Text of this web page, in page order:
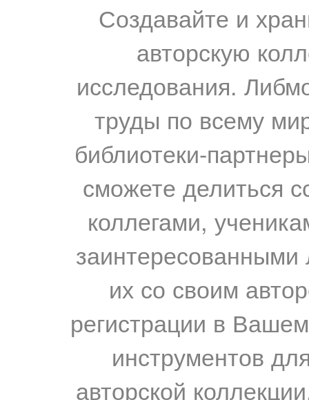
Создавайте и
авторскую
исследования.
труды по всему
библиотеки-
сможете делиться
коллегами,
их со своим
регистрации в
инструментов
авторской